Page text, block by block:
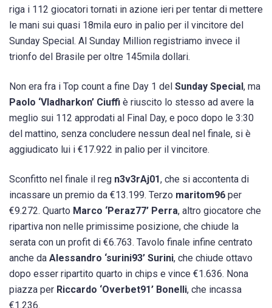
riga i 112 giocatori tornati in azione ieri per tentar di mettere
le mani sui quasi 18mila euro in palio per il vincitore del
Sunday Special. Al Sunday Million registriamo invece il
trionfo del Brasile per oltre 145mila dollari.
Non era fra i Top count a fine Day 1 del Sunday Special , ma
Paolo ‘Vladharkon’ Ciuffi è riuscito lo stesso ad avere la
meglio sui 112 approdati al Final Day, e poco dopo le 3:30
del mattino, senza concludere nessun deal nel finale, si è
aggiudicato lui i €17.922 in palio per il vincitore.
Sconfitto nel finale il reg n3v3rAj01, che si accontenta di
incassare un premio da €13.199. Terzo maritom96 per
€9.272. Quarto Marco ‘Peraz77’ Perra, altro giocatore che
ripartiva non nelle primissime posizione, che chiude la
serata con un profit di €6.763. Tavolo finale infine centrato
anche da Alessandro ‘surini93’ Surini, che chiude ottavo
dopo esser ripartito quarto in chips e vince €1.636. Nona
piazza per Riccardo ‘Overbet91’ Bonelli, che incassa
€1.236.